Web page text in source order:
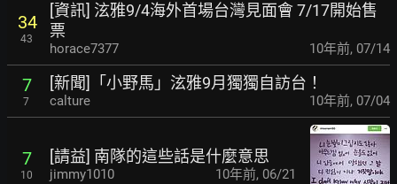
34
43
[資訊] 泫雅9/4海外首場台灣見面會 7/17開始售
票
horace7377 10年前, 07/14
7
7
[新聞]「小野馬」泫雅9月獨獨自訪台！
calture 10年前, 07/04
7
10
[請益] 南隊的這些話是什麼意思
jimmy1010 10年前, 06/21